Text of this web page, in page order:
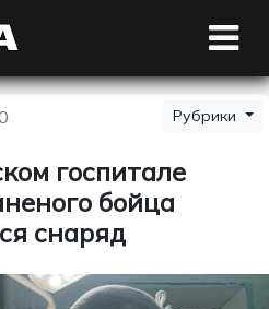
Рубрики
госпитале
бойца
снаряд